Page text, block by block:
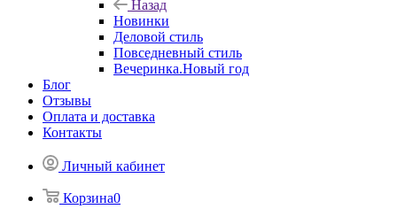
Назад
Новинки
Деловой стиль
Повседневный стиль
Вечеринка.Новый год
Блог
Отзывы
Оплата и доставка
Контакты
Личный кабинет
Корзина0